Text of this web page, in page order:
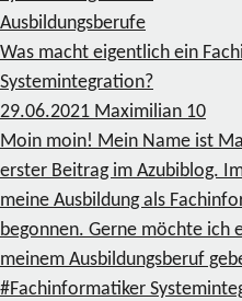
Ausbildungsberufe
Was macht eigentlich ein
Systemintegration?
29.06.2021 Maximilian 10
Moin moin! Mein Name ist
erster Beitrag im Azubiblog.
meine Ausbildung als
begonnen. Gerne möchte ich
meinem Ausbildungsberuf
#Fachinformatiker